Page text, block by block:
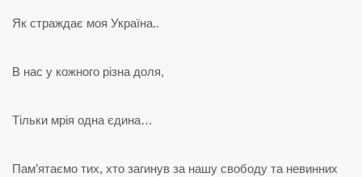
Як страждає моя Україна..
В нас у кожного різна доля,
Тільки мрія одна єдина…
Пам’ятаємо тих, хто загинув за нашу свободу та невинних